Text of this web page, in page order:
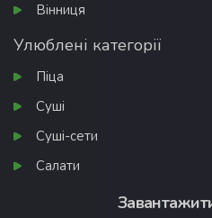
Вінниця
Улюблені категорії
Піца
Суші
Суші-сети
Салати